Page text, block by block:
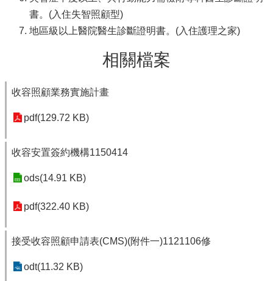
書。(入住失智照顧型)
地區級以上醫院醫生診斷證明書。(入住護理之家)
相關檔案
收容照顧業務實施計畫
pdf(129.72 KB)
收容安置簽約機構1150414
ods(14.91 KB)
pdf(322.40 KB)
接受收容照顧申請表(CMS)(附件一)1121106修
odt(11.32 KB)